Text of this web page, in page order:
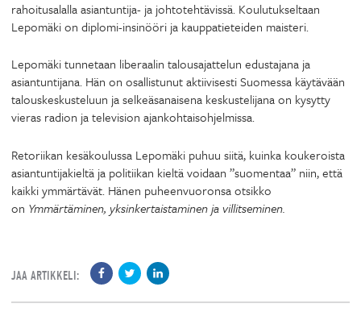
rahoitusalalla asiantuntija- ja johtotehtävissä. Koulutukseltaan
Lepomäki on diplomi-insinööri ja kauppatieteiden maisteri.
Lepomäki tunnetaan liberaalin talousajattelun edustajana ja
asiantuntijana. Hän on osallistunut aktiivisesti Suomessa käytävään
talouskeskusteluun ja selkeäsanaisena keskustelijana on kysytty
vieras radion ja television ajankohtaisohjelmissa.
Retoriikan kesäkoulussa Lepomäki puhuu siitä, kuinka koukeroista
asiantuntijakieltä ja politiikan kieltä voidaan ”suomentaa” niin, että
kaikki ymmärtävät. Hänen puheenvuoronsa otsikko
on Ymmärtäminen, yksinkertaistaminen ja villitseminen.
JAA ARTIKKELI: